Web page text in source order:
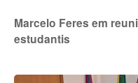
Marcelo Feres em
estudantis